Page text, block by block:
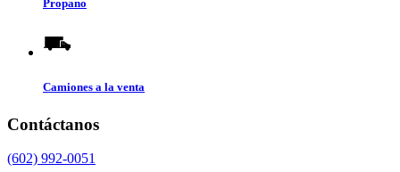
Propano
Camiones a la venta
Contáctanos
(602) 992-0051